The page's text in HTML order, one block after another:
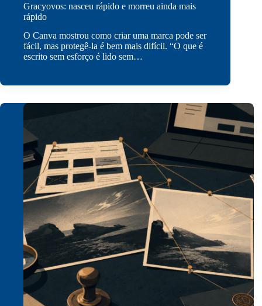
Gracyovos: nasceu rápido e morreu ainda mais
rápido
O Canva mostrou como criar uma marca pode ser
fácil, mas protegê-la é bem mais difícil. “O que é
escrito sem esforço é lido sem…